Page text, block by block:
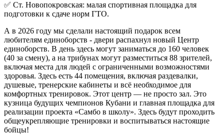
✅ Ст. Новопокровская: малая спортивная площадка для
подготовки к сдаче норм ГТО.
А в 2026 году мы сделали настоящий подарок всем
любителям единоборств - двери распахнул новый Центр
единоборств. В день здесь могут заниматься до 160 человек
(40 за смену), а на трибунах могут разместиться 88 зрителей,
включая места для людей с ограниченными возможностями
здоровья. Здесь есть 44 помещения, включая раздевалки,
душевые, тренерские кабинеты и всё необходимое для
комфортных тренировок. Этот центр — не просто зал. Это
кузница будущих чемпионов Кубани и главная площадка для
реализации проекта «Самбо в школу». Здесь будут проходить
общеукрепляющие тренировки и воспитываться настоящие
бойцы!